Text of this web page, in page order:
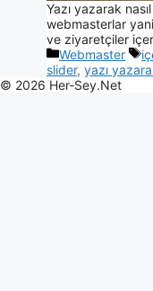
Yazı yazarak
webmasterlar
ve ziyaretçiler
Webmaster
slider, yazı
© 2026 Her-Sey.Net